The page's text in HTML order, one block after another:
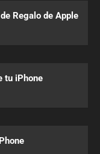
Regalo de Apple
tu iPhone